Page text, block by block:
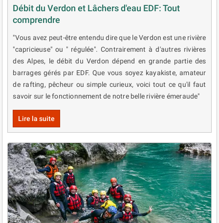
Débit du Verdon et Lâchers d'eau EDF: Tout
comprendre
"Vous avez peut-être entendu dire que le Verdon est une rivière
"capricieuse" ou " régulée". Contrairement à d'autres rivières
des Alpes, le débit du Verdon dépend en grande partie des
barrages gérés par EDF. Que vous soyez kayakiste, amateur
de rafting, pêcheur ou simple curieux, voici tout ce qu'il faut
savoir sur le fonctionnement de notre belle rivière émeraude"
Lire la suite